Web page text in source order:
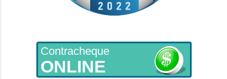
Contracheque
ONLINE